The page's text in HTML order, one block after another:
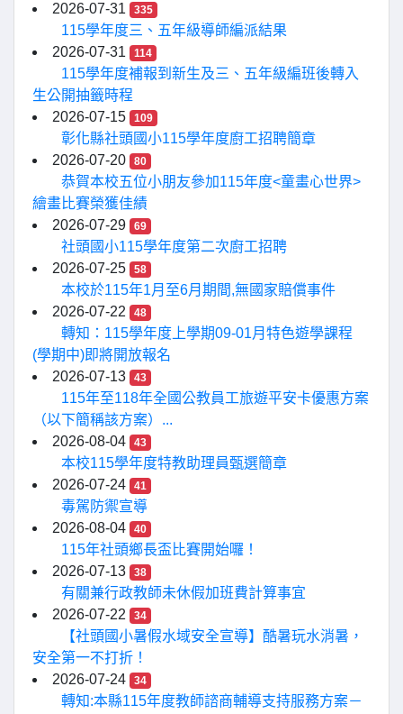
2026-07-31
335
115學年度三、五年級導師編派結果
2026-07-31
114
115學年度補報到新生及三、五年級編班後轉入
生公開抽籤時程
2026-07-15
109
彰化縣社頭國小115學年度廚工招聘簡章
2026-07-20
80
恭賀本校五位小朋友參加115年度<童畫心世界>
繪畫比賽榮獲佳績
2026-07-29
69
社頭國小115學年度第二次廚工招聘
2026-07-25
58
本校於115年1月至6月期間,無國家賠償事件
2026-07-22
48
轉知：115學年度上學期09-01月特色遊學課程
(學期中)即將開放報名
2026-07-13
43
115年至118年全國公教員工旅遊平安卡優惠方案
（以下簡稱該方案）...
2026-08-04
43
本校115學年度特教助理員甄選簡章
2026-07-24
41
毒駕防禦宣導
2026-08-04
40
115年社頭鄉長盃比賽開始囉！
2026-07-13
38
有關兼行政教師未休假加班費計算事宜
2026-07-22
34
【社頭國小暑假水域安全宣導】酷暑玩水消暑，
安全第一不打折！
2026-07-24
34
轉知:本縣115年度教師諮商輔導支持服務方案－